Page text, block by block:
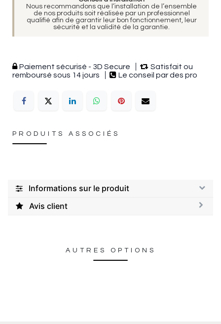
Nous recommandons que l’installation de l’ensemble
de nos produits soit réalisée par un professionnel
qualifié afin de garantir leur bon fonctionnement, leur
sécurité et la validité de la garantie.
Paiement sécurisé - 3D Secure
Satisfait ou
remboursé sous 14 jours
Le conseil par des pro
PRODUITS ASSOCIÉS
Informations sur le produit
Avis client
AUTRES OPTIONS